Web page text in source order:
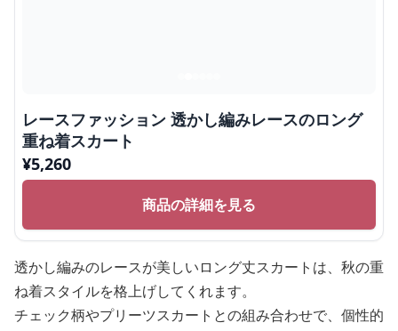
レースファッション 透かし編みレースのロング
重ね着スカート
¥5,260
商品の詳細を見る
透かし編みのレースが美しいロング丈スカートは、秋の重
ね着スタイルを格上げしてくれます。
チェック柄やプリーツスカートとの組み合わせで、個性的